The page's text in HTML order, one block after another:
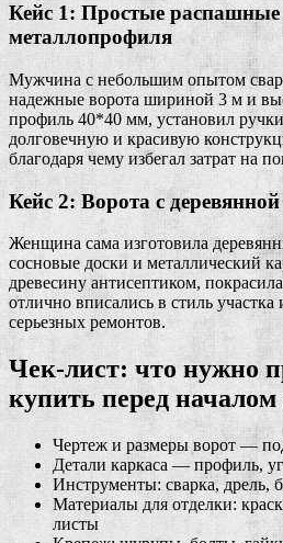
Кейс 1: Простые распашные
металлопрофиля
Мужчина с небольшим опытом
надежные ворота шириной 3 м и
профиль 40*40 мм, установил
долговечную и красивую
благодаря чему избегал затрат на
Кейс 2: Ворота с
Женщина сама изготовила
сосновые доски и металлический
древесину антисептиком,
отлично вписались в стиль
серьезных ремонтов.
Чек-лист: что нужно
купить перед началом
Чертеж и размеры ворот —
Детали каркаса — профиль,
Инструменты: сварка, дрель,
Материалы для отделки:
листы